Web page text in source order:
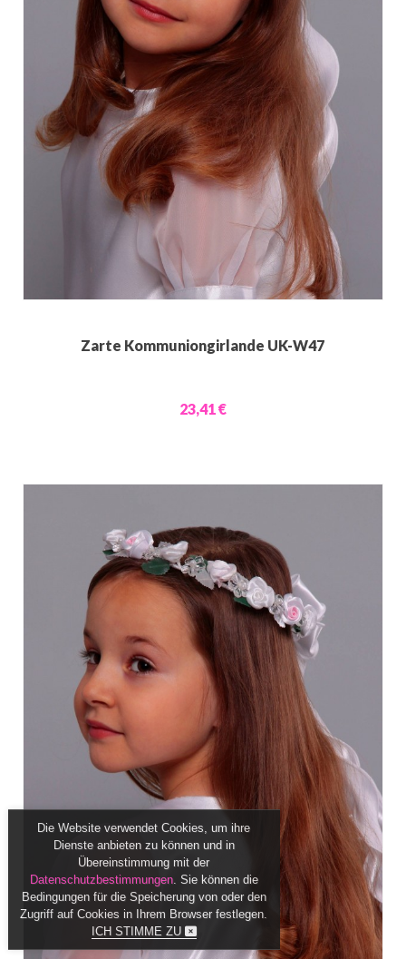
Zarte Kommuniongirlande UK-W47
23,41 €
Die Website verwendet Cookies, um ihre
Dienste anbieten zu können und in
Übereinstimmung mit der
Datenschutzbestimmungen. Sie können die
Bedingungen für die Speicherung von oder den
Zugriff auf Cookies in Ihrem Browser festlegen.
ICH STIMME ZU